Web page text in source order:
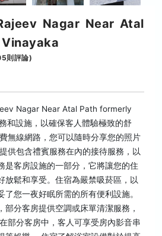
Nagar Near Atal
則評論)
Nagar Near Atal Path formerly
和設施，以確保客人體驗極致的舒
無線網路，您可以隨時分享您的照片
供包含禮賓服務在內的接待服務，以
是客房設施的一部分，它將讓您的住
放鬆和享受。住宿為嚴禁吸菸區，以
您一夜好眠所需的所有便利設施。
部分客房提供空調或床單清潔服務，
部分客房中，客人可享受房內影音串